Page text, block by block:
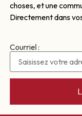
choses, et une
Directement dans
Courriel :